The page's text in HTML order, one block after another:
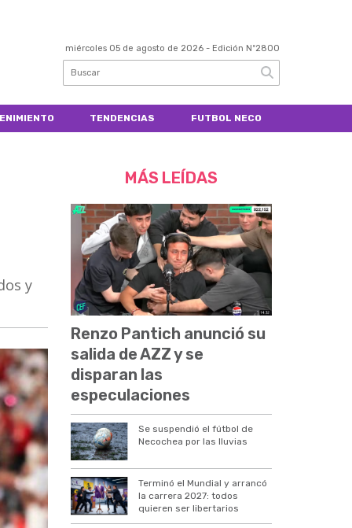
miércoles 05 de agosto de 2026 - Edición Nº2800
TENDENCIAS FUTBOL NECO
y
MÁS LEÍDAS
Renzo Pantich anunció su
salida de AZZ y se
disparan las
especulaciones
Se suspendió el fútbol de
Necochea por las lluvias
Terminó el Mundial y arrancó
la carrera 2027: todos
quieren ser libertarios